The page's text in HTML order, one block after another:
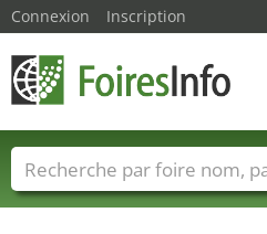
Connexion Inscription
Foire noms Pays